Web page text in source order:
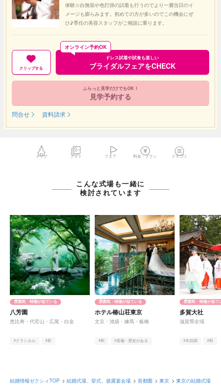
体験☆白無垢や色打掛の試着も行うのでより一層当日のイ
メージも膨らみます。初めての方が多いのでこの機会にぜ
ひ♪専任の美容スタッフがご相談に乗ります。
クリップする
ドレス試着や試食も楽しい
ブライダルフェアをCHECK
オンライン予約OK
ふらっと見学だけでもOK！
見学予約する
問合せ 資料請求
トップ フォト フェア 料金・プラン クチコミ
こんな式場も一緒に
検討されています
雰囲気・特徴が似ている
八芳園
恵比寿・代官山・広尾・白金
#クラシカル
#和
雰囲気・特徴が似ている
ホテル椿山荘東京
文京・池袋・練馬・板橋
#和
#老舗・歴史がある
雰囲気・特徴が似て
多賀大社
滋賀県全域
#木目調
#和
結婚情報ゼクシィTOP 結婚式場、挙式、披露宴会場 首都圏 東京
東京の結婚式場